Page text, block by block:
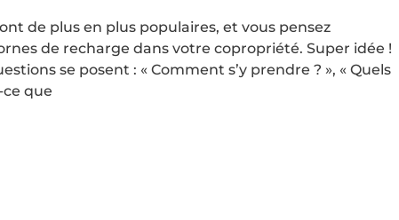
de plus en plus populaires, et vous pensez
de recharge dans votre copropriété. Super idée !
se posent : « Comment s’y prendre ? », « Quels
ce que